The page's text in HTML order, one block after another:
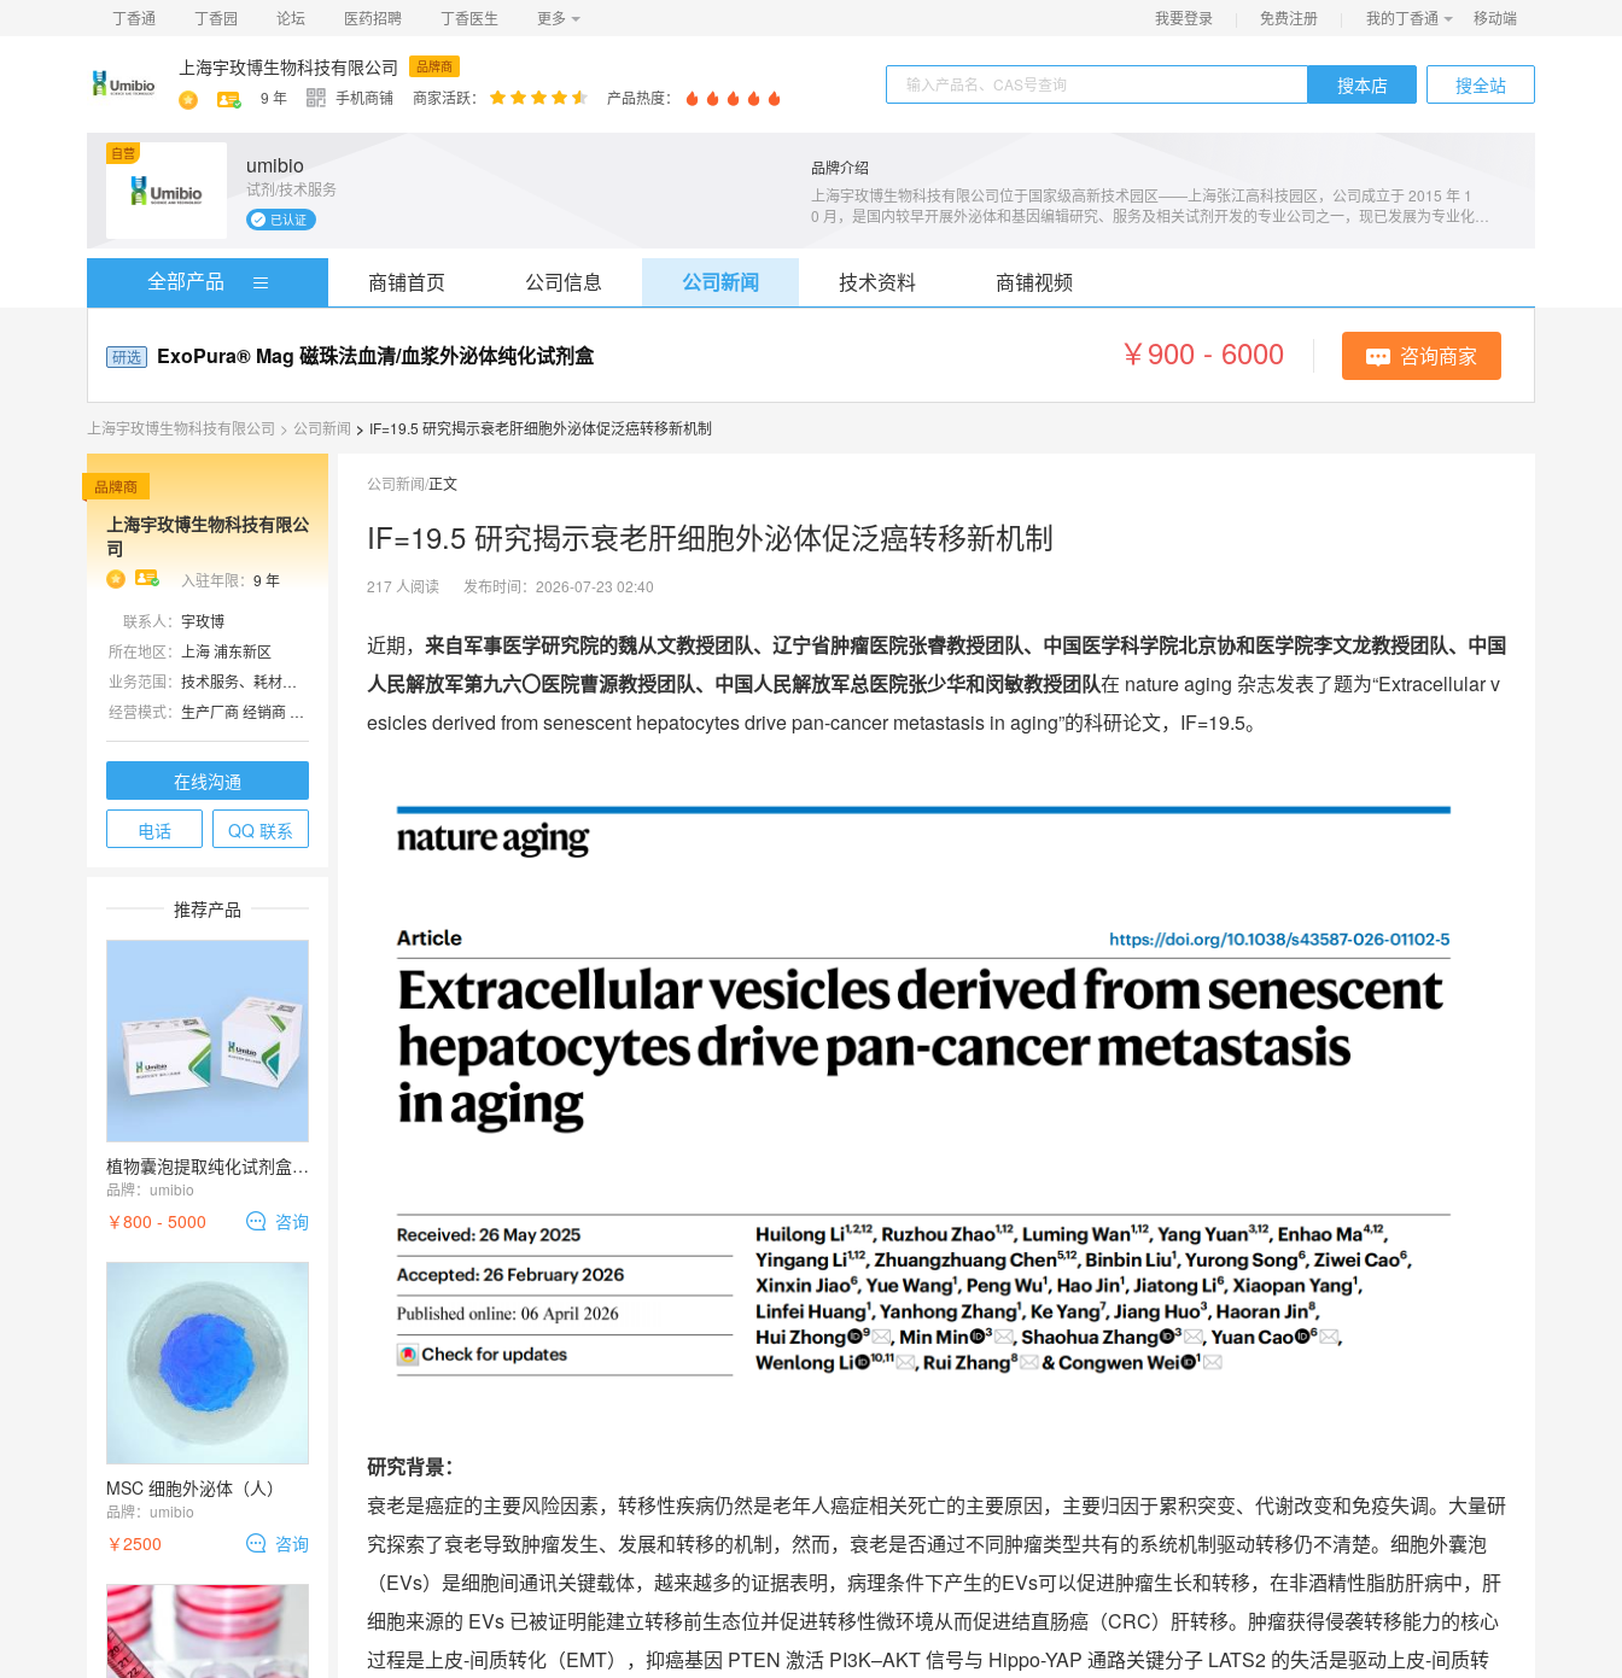
丁香通 丁香园 论坛 医药招聘 丁香医生 更多 我要登录 免费注册 我的丁香通 移动端
上海宇玫博生物科技有限公司 品牌商
9 年 手机商铺 商家活跃： 产品热度：
搜本店 搜全站
自营 umibio
试剂/技术服务
已认证
品牌介绍
上海宇玫博生物科技有限公司位于国家级高新技术园区——上海张江高科技园区，公司成立于 2015 年 1
0 月，是国内较早开展外泌体和基因编辑研究、服务及相关试剂开发的专业公司之一，现已发展为专业化科
理、规范操作、用户至上的企业经营理念，力争早日将公司发展成为国内转化医学行业中的佼佼者。 宇玫博
拥有外泌体和基因编辑领域的多项专利及软件著作权，具有外泌体研究方向一系列的科研试剂产品，并且擅
识产权为依托，产品研发与科研服务并进，通过技术创新、产品研发和科研服务三个方面为客户提供全面完
整的生命科学研究解决方案，同时实现公司的市场增值及快速发展。 产品优势：外泌体提取试剂盒涵盖组
织、细胞上清、血清血浆、乳液、尿液以及其他体液等多种样本；● 针对不同样本，预处理、提取、纯化试
剂做差异化配方；● 样品处理量大，可达同类产品 5 倍以上；● 外泌体可用于细胞共孵育和组学研究；● 专
全部产品 商铺首页 公司信息 公司新闻 技术资料 商铺视频
研选 ExoPura® Mag 磁珠法血清/血浆外泌体纯化试剂盒 ￥900 - 6000 咨询商家
上海宇玫博生物科技有限公司 > 公司新闻 > IF=19.5 研究揭示衰老肝细胞外泌体促泛癌转移新机制
上海宇玫博生物科技有限公
司
入驻年限： 9 年
联系人： 宇玫博
所在地区：
上海 浦东新区
业务范围：
技术服务、耗材、实验室仪器 / 设备、细胞库 / 细胞培养、论文服务、试剂、原辅料包材
经营模式：
生产厂商 经销商 科研机构
在线沟通
电话 QQ 联系
推荐产品
植物囊泡提取纯化试剂盒（多汁植物）
品牌： umibio
￥800 - 5000 咨询
MSC 细胞外泌体（人）
品牌： umibio
￥2500 咨询
公司新闻/正文
IF=19.5 研究揭示衰老肝细胞外泌体促泛癌转移新机制
217 人阅读 发布时间： 2026-07-23 02:40
近期， 来自军事医学研究院的魏从文教授团队、辽宁省肿瘤医院张睿教授团队、中国医学科学院北京协和医学院李文龙教授团队、中国
人民解放军第九六〇医院曹源教授团队、中国人民解放军总医院张少华和闵敏教授团队在 nature aging 杂志发表了题为“Extracellular v
esicles derived from senescent hepatocytes drive pan-cancer metastasis in aging”的科研论文， IF=19.5。
研究背景：
衰老是癌症的主要风险因素，转移性疾病仍然是老年人癌症相关死亡的主要原因，主要归因于累积突变、代谢改变和免疫失调。大量研
究探索了衰老导致肿瘤发生、发展和转移的机制，然而，衰老是否通过不同肿瘤类型共有的系统机制驱动转移仍不清楚。细胞外囊泡
（EVs）是细胞间通讯关键载体，越来越多的证据表明，病理条件下产生的EVs可以促进肿瘤生长和转移，在非酒精性脂肪肝病中，肝
细胞来源的 EVs 已被证明能建立转移前生态位并促进转移性微环境从而促进结直肠癌（CRC）肝转移。肿瘤获得侵袭转移能力的核心
过程是上皮-间质转化（EMT），抑癌基因 PTEN 激活 PI3K–AKT信号与 Hippo-YAP 通路关键分子 LATS2 的失活是驱动上皮-间质转